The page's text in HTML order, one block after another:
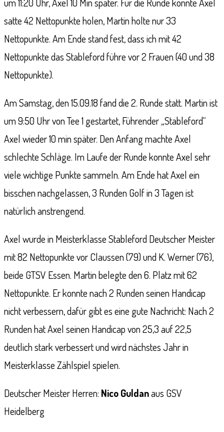
satte 42 Nettopunkte holen, Martin holte nur 33
Nettopunkte. Am Ende stand fest, dass ich mit 42
Nettopunkte das Stableford führe vor 2 Frauen (40 und 38
Nettopunkte).
Am Samstag, den 15.09.18 fand die 2. Runde statt. Martin ist
um 9:50 Uhr von Tee 1 gestartet, Führender „Stableford“
Axel wieder 10 min später. Den Anfang machte Axel
schlechte Schläge. Im Laufe der Runde konnte Axel sehr
viele wichtige Punkte sammeln. Am Ende hat Axel ein
bisschen nachgelassen, 3 Runden Golf in 3 Tagen ist
natürlich anstrengend.
Axel wurde in Meisterklasse Stableford Deutscher Meister
mit 82 Nettopunkte vor Claussen (79) und K. Werner (76),
beide GTSV Essen. Martin belegte den 6. Platz mit 62
Nettopunkte. Er konnte nach 2 Runden seinen Handicap
nicht verbessern, dafür gibt es eine gute Nachricht: Nach 2
Runden hat Axel seinen Handicap von 25,3 auf 22,5
deutlich stark verbessert und wird nächstes Jahr in
Meisterklasse Zählspiel spielen.
Deutscher Meister Herren: Nico Guldanaus GSV
Heidelberg